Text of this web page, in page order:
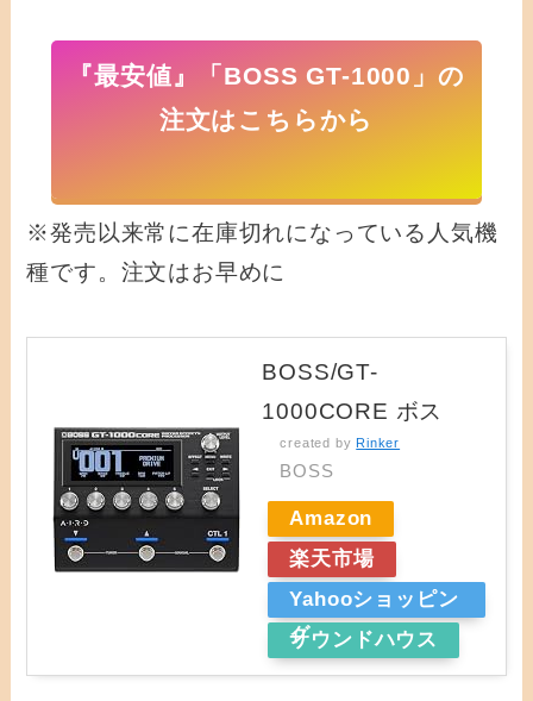
『最安値』「BOSS GT-1000」の
注文はこちらから
※発売以来常に在庫切れになっている人気機
種です。注文はお早めに
BOSS/GT-
1000CORE ボス
created by Rinker
BOSS
Amazon
楽天市場
Yahooショッピン
グ
サウンドハウス